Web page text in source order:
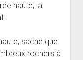
haute, la
sache que
rochers à